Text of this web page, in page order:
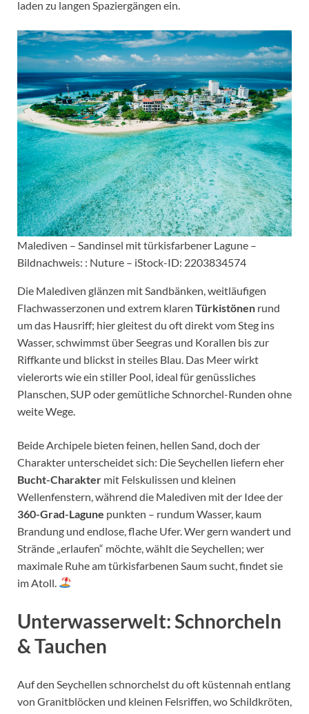
laden zu langen Spaziergängen ein.
Malediven – Sandinsel mit türkisfarbener Lagune –
Bildnachweis: : Nuture – iStock-ID: 2203834574
Die Malediven glänzen mit Sandbänken, weitläufigen
Flachwasserzonen und extrem klaren Türkistönen rund
um das Hausriff; hier gleitest du oft direkt vom Steg ins
Wasser, schwimmst über Seegras und Korallen bis zur
Riffkante und blickst in steiles Blau. Das Meer wirkt
vielerorts wie ein stiller Pool, ideal für genüssliches
Planschen, SUP oder gemütliche Schnorchel-Runden ohne
weite Wege.
Beide Archipele bieten feinen, hellen Sand, doch der
Charakter unterscheidet sich: Die Seychellen liefern eher
Bucht-Charakter mit Felskulissen und kleinen
Wellenfenstern, während die Malediven mit der Idee der
360-Grad-Lagune punkten – rundum Wasser, kaum
Brandung und endlose, flache Ufer. Wer gern wandert und
Strände „erlaufen“ möchte, wählt die Seychellen; wer
maximale Ruhe am türkisfarbenen Saum sucht, findet sie
im Atoll.
Unterwasserwelt: Schnorcheln
& Tauchen
Auf den Seychellen schnorchelst du oft küstennah entlang
von Granitblöcken und kleinen Felsriffen, wo Schildkröten,